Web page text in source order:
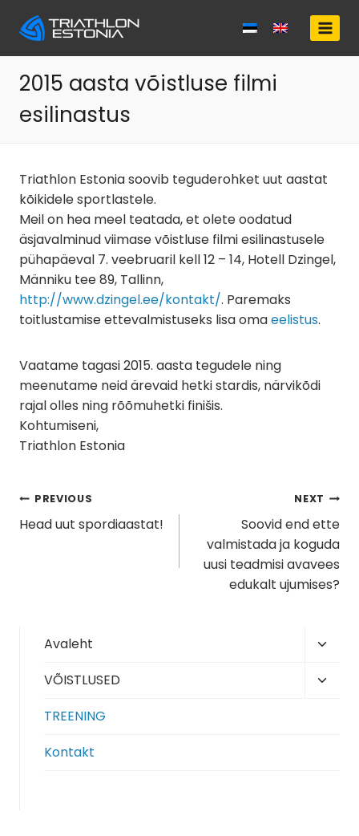
2015 aasta võistluse filmi
esilinastus
Triathlon Estonia soovib teguderohket uut aastat
kõikidele sportlastele.
Meil on hea meel teatada, et olete oodatud
äsjavalminud viimase võistluse filmi esilinastusele
pühapäeval 7. veebruaril kell 12 – 14, Hotell Dzingel,
Männiku tee 89, Tallinn,
http://www.dzingel.ee/kontakt/. Paremaks
toitlustamise ettevalmistuseks lisa omaeelistus.
Vaatame tagasi 2015. aasta tegudele ning
meenutame neid ärevaid hetki stardis, närvikõdi
rajal olles ning rõõmuhetki finišis.
Kohtumiseni,
Triathlon Estonia
Navigeerimine
PREVIOUS
Head uut spordiaastat!
NEXT
Soovid end ette
valmistada ja koguda
uusi teadmisi avavees
edukalt ujumises?
Avaleht
menu
VÕISTLUSED
TREENING
Kontakt